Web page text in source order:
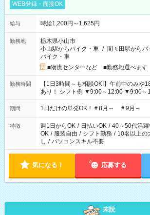
WEB登録・面接OK
給与 時給1,200円～1,625円
勤務地
栃木県小山市
小山駅からバイク・車 / 間々田駅からバ
バイク・車
■物流センターなど ■勤務地選べます
勤務時間
【1日3時間～も相談OK!】午前中のみや
あり！ シフト例 ▼9:00～12:00 ▼9:00
▼18:00～21:00
期間 1日だけの単発OK！＃8月～ ＃9月～
特徴 週1日からOK / 日払いOK / 40～50代活躍
OK / 服装自由 / シフト勤務 / 10名以上の
し / パソコンスキル不要
気になる！ 応募する
未読